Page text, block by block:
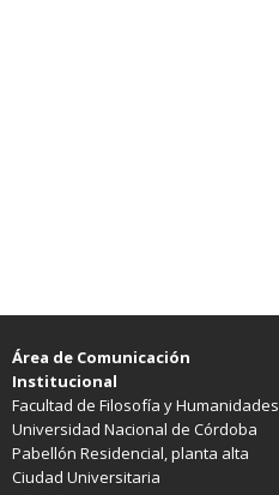
Área de Comunicación
Institucional
Facultad de Filosofía y Humanidades
Universidad Nacional de Córdoba
Pabellón Residencial, planta alta
Ciudad Universitaria